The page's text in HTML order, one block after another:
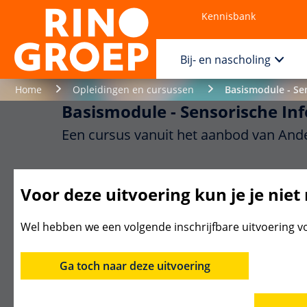
Kennisbank
Bij- en nascholing
Home Opleidingen en cursussen Basismodule -
Voor deze uitvoering kun je je
Wel hebben we een volgende inschrijfbare uitvoering
Ga toch naar deze uitvoering
Basismodule - Sensorische
Een cursus vanuit het aanbod van
Ben je op zoek naar een praktische cursus
spraak, taal, eten en drinken? Dan is deze
een goede keuze. Alle informatie wordt
ontwikkeling en functie.
Inhoud Datums